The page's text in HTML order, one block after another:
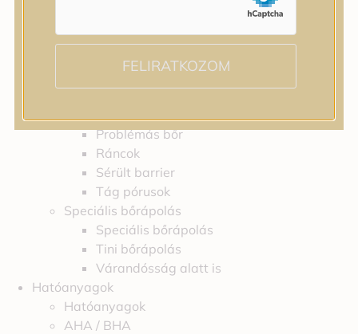
Érzékeny bőr
Fakóság
Problémás bőr
Ráncok
Sérült barrier
Tág pórusok
Speciális bőrápolás
Speciális bőrápolás
Tini bőrápolás
Várandósság alatt is
Hatóanyagok
Hatóanyagok
AHA / BHA
FELIRATKOZOM